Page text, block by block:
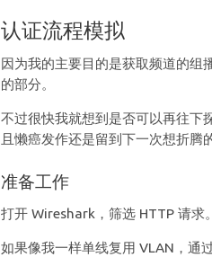
认证流程模拟
因为我的主要目的是获取频道的组
的部分。
不过很快我就想到是否可以再往下
且懒癌发作还是留到下一次想折腾
准备工作
打开 Wireshark，筛选 HTTP 请求
如果像我一样单线复用 VLAN，通